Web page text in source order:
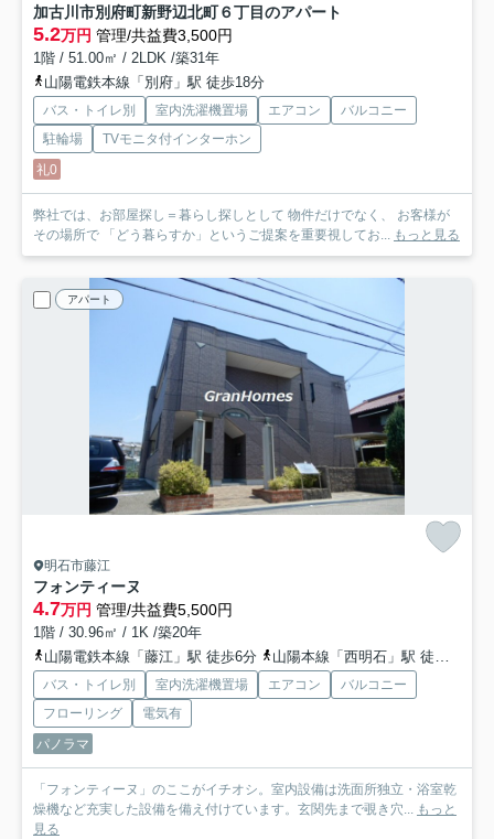
加古川市別府町新野辺北町６丁目のアパート
5.2万円 管理/共益費3,500円
1階 / 51.00㎡ / 2LDK /築31年
山陽電鉄本線「別府」駅 徒歩18分
バス・トイレ別 室内洗濯機置場 エアコン
バルコニー
駐輪場
TVモニタ付インターホン
礼0
弊社では、お部屋探し＝暮らし探しとして 物件だけでなく、 お客様が
その場所で 「どう暮らすか」というご提案を重要視してお... もっと見る
アパート
明石市藤江
フォンティーヌ
4.7万円 管理/共益費5,500円
1階 / 30.96㎡ / 1K /築20年
山陽電鉄本線「藤江」駅 徒歩6分
山陽本線「西明石」駅 徒歩20分
バス・トイレ別 室内洗濯機置場 エアコン
バルコニー
フローリング
電気有
パノラマ
「フォンティーヌ」のここがイチオシ。室内設備は洗面所独立・浴室乾
燥機など充実した設備を備え付けています。玄関先まで覗き穴... もっと
見る